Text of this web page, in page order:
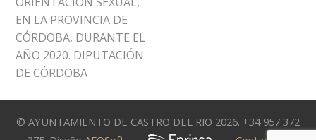
EN LA PROVINCIA DE
CÓRDOBA, DURANTE EL
AÑO 2020. DIPUTACIÓN
DE CÓRDOBA
© AYUNTAMIENTO DE CASTRO DEL RIO 2026. +34 957 372